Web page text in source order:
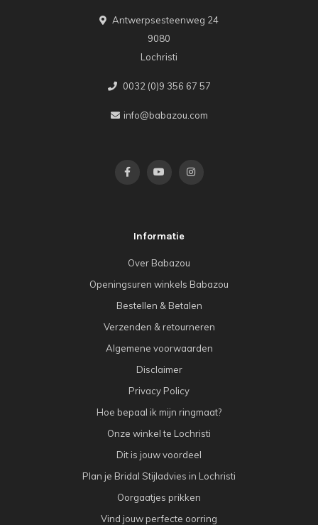
Antwerpsesteenweg 24
9080
Lochristi
0032 (0)9 356 67 57
info@babazou.com
Informatie
Over Babazou
Openingsuren winkels Babazou
Bestellen & Betalen
Verzenden & retourneren
Algemene voorwaarden
Disclaimer
Privacy Policy
Hoe bepaal ik mijn ringmaat?
Onze winkel te Lochristi
Dit is jouw voordeel
Plan je Bridal Stijladvies in Lochristi
Oorgaatjes prikken
Vind jouw perfecte oorring